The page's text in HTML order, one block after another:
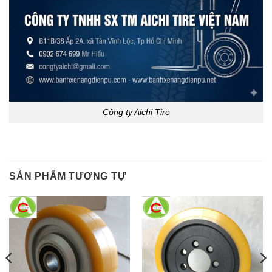
Công ty Aichi Tire
SẢN PHẨM TƯƠNG TỰ